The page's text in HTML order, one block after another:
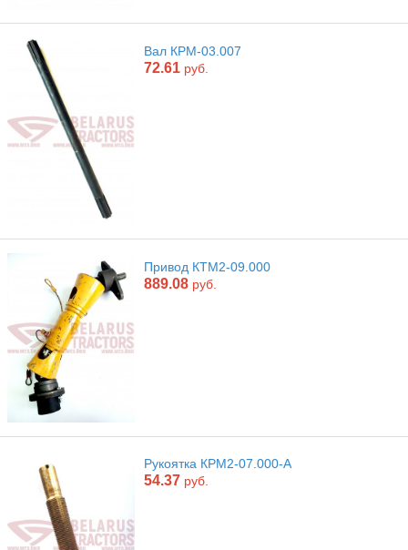
Вал КРМ-03.007
72.61 руб.
Привод КТМ2-09.000
889.08 руб.
Рукоятка КРМ2-07.000-А
54.37 руб.